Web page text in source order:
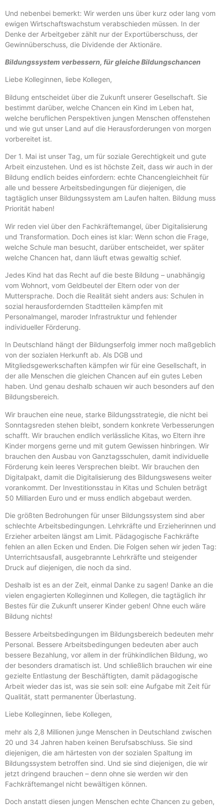
Und nebenbei bemerkt: Wir werden uns über kurz oder lang vom
ewigen Wirtschaftswachstum verabschieden müssen. In der
Denke der Arbeitgeber zählt nur der Exportüberschuss, der
Gewinnüberschuss, die Dividende der Aktionäre.
Bildungssystem verbessern, für gleiche Bildungschancen
Liebe Kolleginnen, liebe Kollegen,
Bildung entscheidet über die Zukunft unserer Gesellschaft. Sie
bestimmt darüber, welche Chancen ein Kind im Leben hat,
welche beruflichen Perspektiven jungen Menschen offenstehen
und wie gut unser Land auf die Herausforderungen von morgen
vorbereitet ist.
Der 1. Mai ist unser Tag, um für soziale Gerechtigkeit und gute
Arbeit einzustehen. Und es ist höchste Zeit, dass wir auch in der
Bildung endlich beides einfordern: echte Chancengleichheit für
alle und bessere Arbeitsbedingungen für diejenigen, die
tagtäglich unser Bildungssystem am Laufen halten. Bildung muss
Priorität haben!
Wir reden viel über den Fachkräftemangel, über Digitalisierung
und Transformation. Doch eines ist klar: Wenn schon die Frage,
welche Schule man besucht, darüber entscheidet, wer später
welche Chancen hat, dann läuft etwas gewaltig schief.
Jedes Kind hat das Recht auf die beste Bildung – unabhängig
vom Wohnort, vom Geldbeutel der Eltern oder von der
Muttersprache. Doch die Realität sieht anders aus: Schulen in
sozial herausfordernden Stadtteilen kämpfen mit
Personalmangel, maroder Infrastruktur und fehlender
individueller Förderung.
In Deutschland hängt der Bildungserfolg immer noch maßgeblich
von der sozialen Herkunft ab. Als DGB und
Mitgliedsgewerkschaften kämpfen wir für eine Gesellschaft, in
der alle Menschen die gleichen Chancen auf ein gutes Leben
haben. Und genau deshalb schauen wir auch besonders auf den
Bildungsbereich.
Wir brauchen eine neue, starke Bildungsstrategie, die nicht bei
Sonntagsreden stehen bleibt, sondern konkrete Verbesserungen
schafft. Wir brauchen endlich verlässliche Kitas, wo Eltern ihre
Kinder morgens gerne und mit gutem Gewissen hinbringen. Wir
brauchen den Ausbau von Ganztagsschulen, damit individuelle
Förderung kein leeres Versprechen bleibt. Wir brauchen den
Digitalpakt, damit die Digitalisierung des Bildungswesens weiter
vorankommt. Der Investitionsstau in Kitas und Schulen beträgt
50 Milliarden Euro und er muss endlich abgebaut werden.
Die größten Bedrohungen für unser Bildungssystem sind aber
schlechte Arbeitsbedingungen. Lehrkräfte und Erzieherinnen und
Erzieher arbeiten längst am Limit. Pädagogische Fachkräfte
fehlen an allen Ecken und Enden. Die Folgen sehen wir jeden Tag:
Unterrichtsausfall, ausgebrannte Lehrkräfte und steigender
Druck auf diejenigen, die noch da sind.
Deshalb ist es an der Zeit, einmal Danke zu sagen! Danke an die
vielen engagierten Kolleginnen und Kollegen, die tagtäglich ihr
Bestes für die Zukunft unserer Kinder geben! Ohne euch wäre
Bildung nichts!
Bessere Arbeitsbedingungen im Bildungsbereich bedeuten mehr
Personal. Bessere Arbeitsbedingungen bedeuten aber auch
bessere Bezahlung, vor allem in der frühkindlichen Bildung, wo
der besonders dramatisch ist. Und schließlich brauchen wir eine
gezielte Entlastung der Beschäftigten, damit pädagogische
Arbeit wieder das ist, was sie sein soll: eine Aufgabe mit Zeit für
Qualität, statt permanenter Überlastung.
Liebe Kolleginnen, liebe Kollegen,
mehr als 2,8 Millionen junge Menschen in Deutschland zwischen
20 und 34 Jahren haben keinen Berufsabschluss. Sie sind
diejenigen, die am härtesten von der sozialen Spaltung im
Bildungssystem betroffen sind. Und sie sind diejenigen, die wir
jetzt dringend brauchen – denn ohne sie werden wir den
Fachkräftemangel nicht bewältigen können.
Doch anstatt diesen jungen Menschen echte Chancen zu geben,